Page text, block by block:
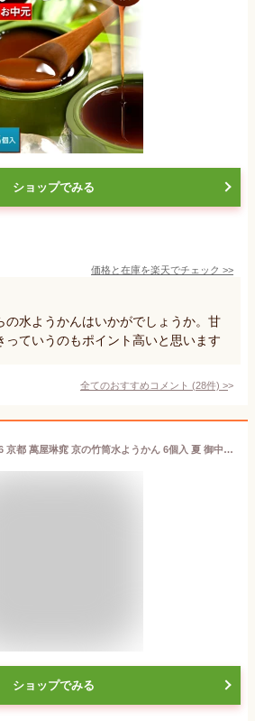
ショップでみる
価格と在庫を楽天でチェック >>
の水ようかんはいかがでしょうか。甘
っていうのもポイント高いと思います
全てのおすすめコメント (28件) >
お中元 ギフト 2026 京都 萬屋琳窕 京の竹筒水ようかん 6個入 夏 御中元 涼菓 詰め合わせ 常温 日持ち 個包装 和菓子
ショップでみる